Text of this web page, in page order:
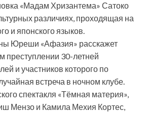
«Мадам Хризантема» Сатоко
различиях, проходящая на
и японского языков.
Юреши «Афазия» расскажет
преступлении 30-летней
и участников которого по
встреча в ночном клубе.
спектакля «Тёмная материя»,
Мензо и Камила Мехия Кортес,